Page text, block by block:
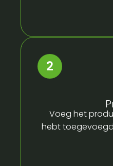
Voeg het
hebt